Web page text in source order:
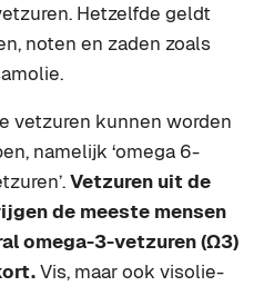
Hetzelfde geldt
noten en zaden zoals
vetzuren kunnen worden
namelijk ‘omega 6-
Vetzuren uit de
de meeste mensen
omega-3-vetzuren (Ω3)
Vis, maar ook visolie-